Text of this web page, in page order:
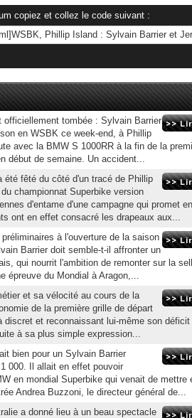
copiez et collez le code suivant :
tombée : Sylvain Barrier
en WSBK ce week-end, à Phillip
avec la BMW S 1000RR à la fin de la
début de semaine. Un accident...
été fêté du côté d'un tracé de Phillip
championnat Superbike version
d'entame d'une campagne qui promet
ont en effet consacré les drapeaux aux...
à l'ouverture de la saison
Barrier doit semble-t-il affronter un
qui nourrit l'ambition de remonter sur la
épreuve du Mondial à Aragon,...
et sa vélocité au cours de la
de la première grille de départ
discret et reconnaissant lui-même son déficit
à sa plus simple expression...
bien pour un Sylvain Barrier
000. Il allait en effet pouvoir
en mondial Superbike qui venait de mettre
Andrea Buzzoni, le directeur général de...
a donné lieu à un beau spectacle